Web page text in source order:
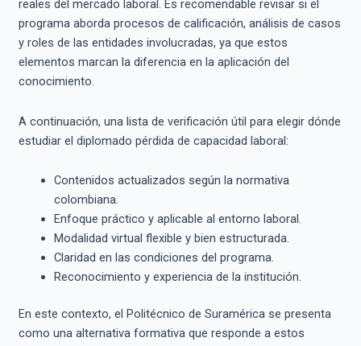
reales del mercado laboral. Es recomendable revisar si el
programa aborda procesos de calificación, análisis de casos
y roles de las entidades involucradas, ya que estos
elementos marcan la diferencia en la aplicación del
conocimiento.
A continuación, una lista de verificación útil para elegir dónde
estudiar el diplomado pérdida de capacidad laboral:
Contenidos actualizados según la normativa
colombiana.
Enfoque práctico y aplicable al entorno laboral.
Modalidad virtual flexible y bien estructurada.
Claridad en las condiciones del programa.
Reconocimiento y experiencia de la institución.
En este contexto, el Politécnico de Suramérica se presenta
como una alternativa formativa que responde a estos